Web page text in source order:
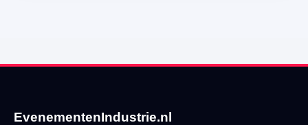
EvenementenIndustrie.nl